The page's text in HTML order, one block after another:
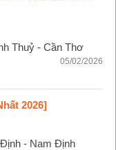
Thuỷ - Cần Thơ
05/02/2026
2026]
- Nam Định